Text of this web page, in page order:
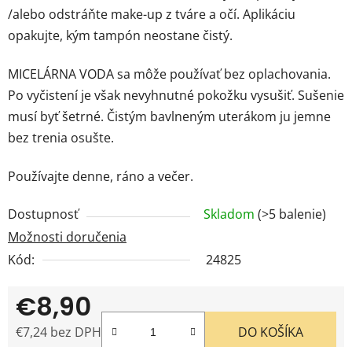
/alebo odstráňte make-up z tváre a očí. Aplikáciu
opakujte, kým tampón neostane čistý.
MICELÁRNA VODA sa môže používať bez oplachovania.
Po vyčistení je však nevyhnutné pokožku vysušiť. Sušenie
musí byť šetrné. Čistým bavlneným uterákom ju jemne
bez trenia osušte.
Používajte denne, ráno a večer.
Dostupnosť Skladom (>5 balenie)
Možnosti doručenia
Kód:
24825
€8,90
€7,24 bez DPH
DO KOŠÍKA